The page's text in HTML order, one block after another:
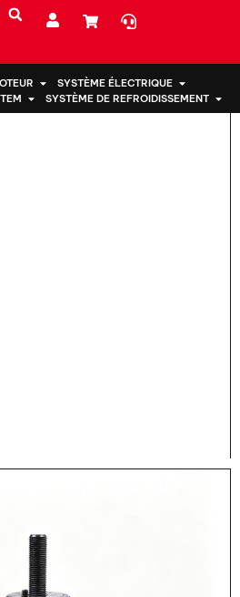
SYSTÈME ÉLECTRIQUE
SYSTÈME DE REFROIDISSEMENT
50824-S10-003 pour Honda